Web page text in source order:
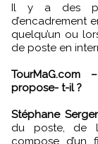
Il y a des
d’encadrement
quelqu’un ou
de poste en
TourMaG.com
propose- t-il ?
Stéphane
du poste, de
compose d’un